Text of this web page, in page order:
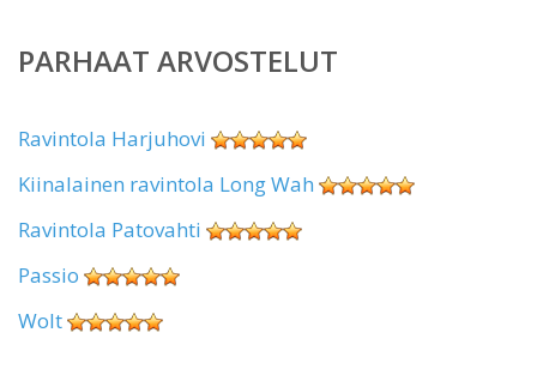
PARHAAT ARVOSTELUT
Ravintola Harjuhovi
Kiinalainen ravintola Long Wah
Ravintola Patovahti
Passio
Wolt